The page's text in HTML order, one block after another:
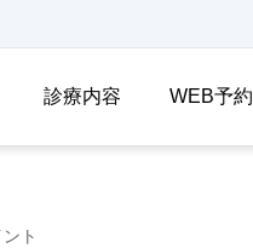
診療内容 WEB予約
ト